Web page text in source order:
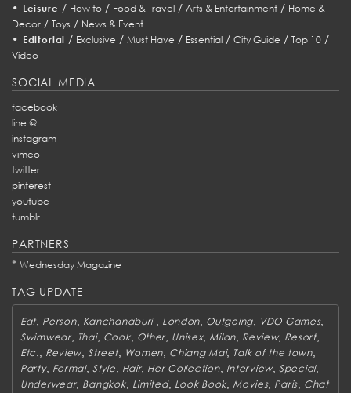
• Leisure / How to/ Food & Travel/ Arts & Entertainment/ Home &
Decor / Toys / News & Event
• Editorial / Exclusive /Must Have / Essential /City Guide /Top 10 /
Video
SOCIAL MEDIA
facebook
line @
instagram
vimeo
twitter
pinterest
youtube
tumblr
PARTNERS
* Wednesday Magazine
TAG UPDATE
Eat, Person, Kanchanaburi , London, Outgoing, VDO Games,
Swimwear, Thai, Cook, Other, Unisex,Milan, Review, Resort,
Etc., Review,Street, Women, Chiang Mai, Talk of the town,
Party, Formal, Style, Hair, Her Collection, Interview,Special,
Underwear, Bangkok, Limited, Look Book,Movies, Paris, Chat